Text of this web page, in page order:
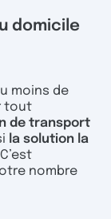
domicile
moins de
tout
de transport
la solution la
nombre